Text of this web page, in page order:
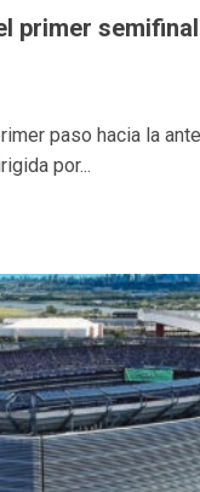
primer
paso hacia la
por...